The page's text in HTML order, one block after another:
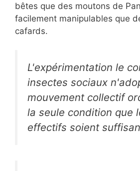
bêtes que des moutons de
facilement manipulables que
cafards.
L'expérimentation le
insectes sociaux
mouvement collectif
la seule condition que
effectifs soient